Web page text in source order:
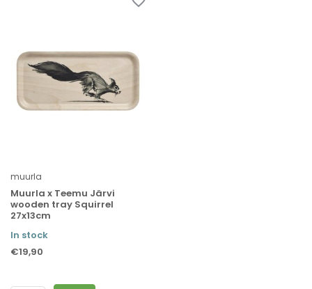
muurla
Muurla x Teemu Järvi
wooden tray Squirrel
27x13cm
In stock
€19,90